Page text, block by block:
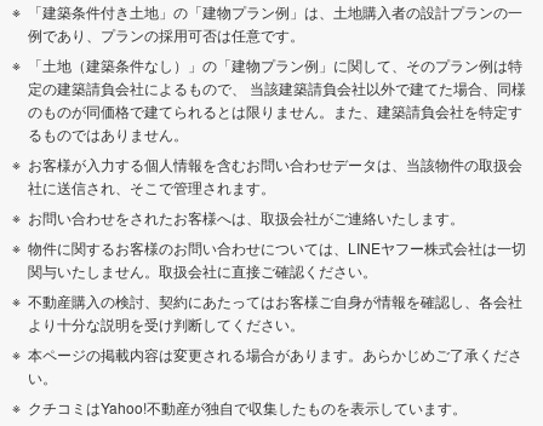
「建築条件付き土地」の「建物プラン例」は、土地購入者の設計プランの一
例であり、プランの採用可否は任意です。
「土地（建築条件なし）」の「建物プラン例」に関して、そのプラン例は特
定の建築請負会社によるもので、 当該建築請負会社以外で建てた場合、同様
のものが同価格で建てられるとは限りません。また、建築請負会社を特定す
るものではありません。
お客様が入力する個人情報を含むお問い合わせデータは、当該物件の取扱会
社に送信され、そこで管理されます。
お問い合わせをされたお客様へは、取扱会社がご連絡いたします。
物件に関するお客様のお問い合わせについては、LINEヤフー株式会社は一切
関与いたしません。取扱会社に直接ご確認ください。
不動産購入の検討、契約にあたってはお客様ご自身が情報を確認し、各会社
より十分な説明を受け判断してください。
本ページの掲載内容は変更される場合があります。あらかじめご了承くださ
い。
クチコミはYahoo!不動産が独自で収集したものを表示しています。